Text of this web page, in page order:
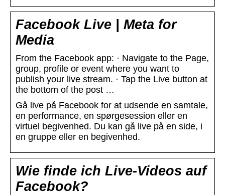
Facebook Live | Meta for
Media
From the Facebook app: · Navigate to the Page,
group, profile or event where you want to
publish your live stream. · Tap the Live button at
the bottom of the post …
Gå live på Facebook for at udsende en samtale,
en performance, en spørgesession eller en
virtuel begivenhed. Du kan gå live på en side, i
en gruppe eller en begivenhed.
Wie finde ich Live-Videos auf
Facebook?